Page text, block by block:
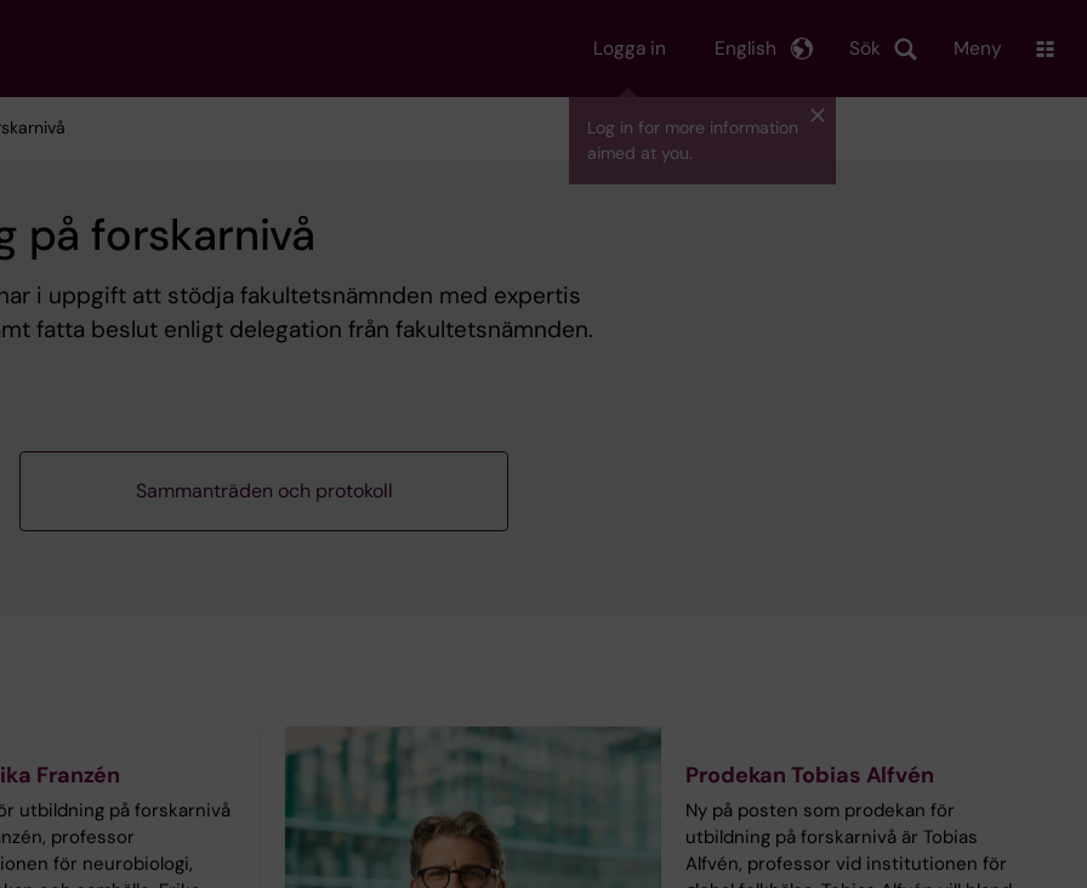
Logga in
Log in for more information
aimed at you.
Sök
English Meny
på forskarnivå
i uppgift att stödja fakultetsnämnden med expertis
fatta beslut enligt delegation från fakultetsnämnden.
Sammanträden och protokoll
Franzén
utbildning på forskarnivå
professor
för neurobiologi,
Prodekan Tobias Alfvén
Ny på posten som prodekan för
utbildning på forskarnivå är Tobias
Alfvén, professor vid institutionen för